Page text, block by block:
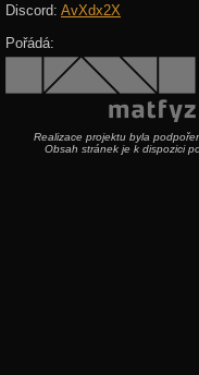
Discord: AvXdx2X
Pořádá:
Realizace projektu byla
Obsah stránek je k dispozici